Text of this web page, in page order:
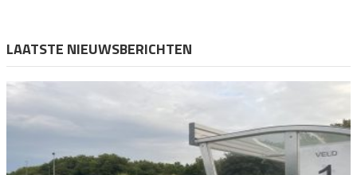
LAATSTE NIEUWSBERICHTEN